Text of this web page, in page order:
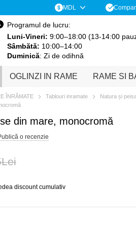
MDL
Programul de lucru:
Luni-Vineri: 9:00–18:00 (13-14:00
Sâmbătă: 10:00–14:00
Duminică: Zi de odihnă
OGLINZI IN RAME RAME SI
ÎNRĂMATE Tablouri inramate
Natura și
din mare, monocromă
o recenzie
discount cumulativ